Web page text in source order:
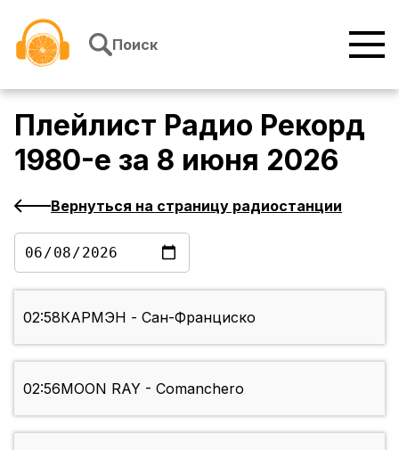
Поиск
Плейлист Радио Рекорд
1980-е за 8 июня 2026
Вернуться на страницу радиостанции
02:58КАРМЭН - Сан-Франциско
02:56MOON RAY - Comanchero